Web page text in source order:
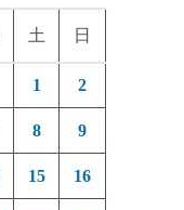
土 日
1 2
8 9
15 16